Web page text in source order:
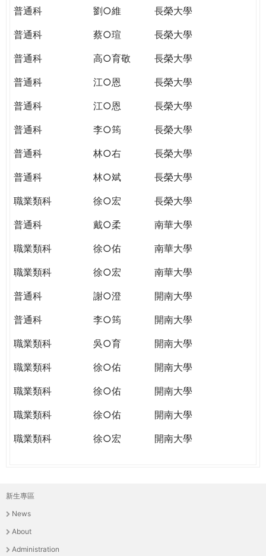
普通科
劉○維
長榮大學
普通科
蔡○瑄
長榮大學
普通科
高○育敬
長榮大學
普通科
江○恩
長榮大學
普通科
江○恩
長榮大學
普通科
李○筠
長榮大學
普通科
林○右
長榮大學
普通科
林○斌
長榮大學
職業類科
徐○宏
長榮大學
普通科
戴○柔
南華大學
職業類科
徐○佑
南華大學
職業類科
徐○宏
南華大學
普通科
謝○澄
開南大學
普通科
李○筠
開南大學
職業類科
吳○育
開南大學
職業類科
徐○佑
開南大學
職業類科
徐○佑
開南大學
職業類科
徐○佑
開南大學
職業類科
徐○宏 開南大學
主
選
單
新生專區
News
About
Administration